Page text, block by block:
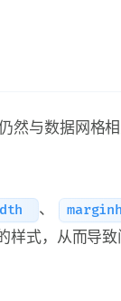
然与数据网格
、
样式，从而导